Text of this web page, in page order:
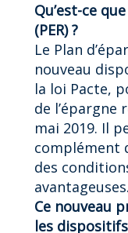
Qu’est-ce
(PER) ?
Le Plan
nouveau
la loi Pacte,
de l’épargne
mai 2019. Il
complément
des
avantageuses.
Ce nouveau
les